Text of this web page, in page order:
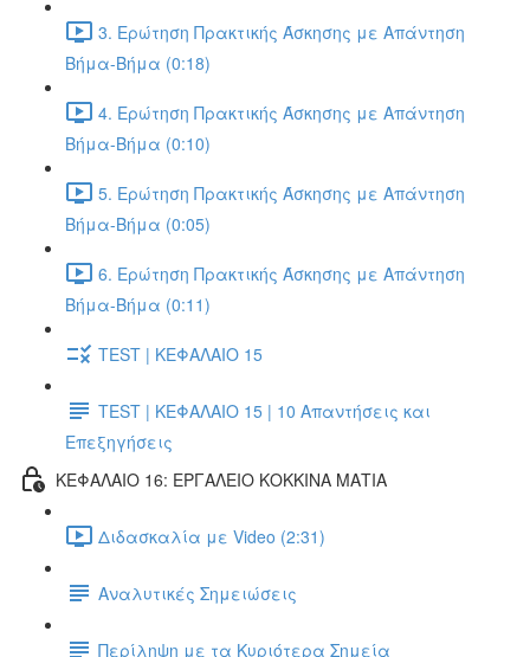
3. Ερώτηση Πρακτικής Άσκησης με Απάντηση
Βήμα-Βήμα (0:18)
4. Ερώτηση Πρακτικής Άσκησης με Απάντηση
Βήμα-Βήμα (0:10)
5. Ερώτηση Πρακτικής Άσκησης με Απάντηση
Βήμα-Βήμα (0:05)
6. Ερώτηση Πρακτικής Άσκησης με Απάντηση
Βήμα-Βήμα (0:11)
TEST | ΚΕΦΑΛΑΙΟ 15
TEST | ΚΕΦΑΛΑΙΟ 15 | 10 Απαντήσεις και
Επεξηγήσεις
ΚΕΦΑΛΑΙΟ 16: ΕΡΓΑΛΕΙΟ ΚΟΚΚΙΝΑ ΜΑΤΙΑ
Διδασκαλία με Video (2:31)
Αναλυτικές Σημειώσεις
Περίληψη με τα Κυριότερα Σημεία